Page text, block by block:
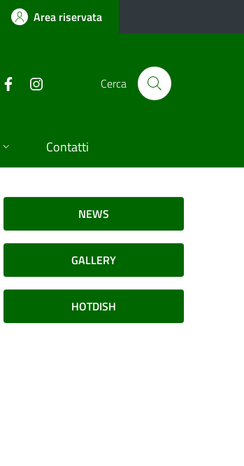
Area riservata
Cerca
Contatti
NEWS
GALLERY
HOTDISH